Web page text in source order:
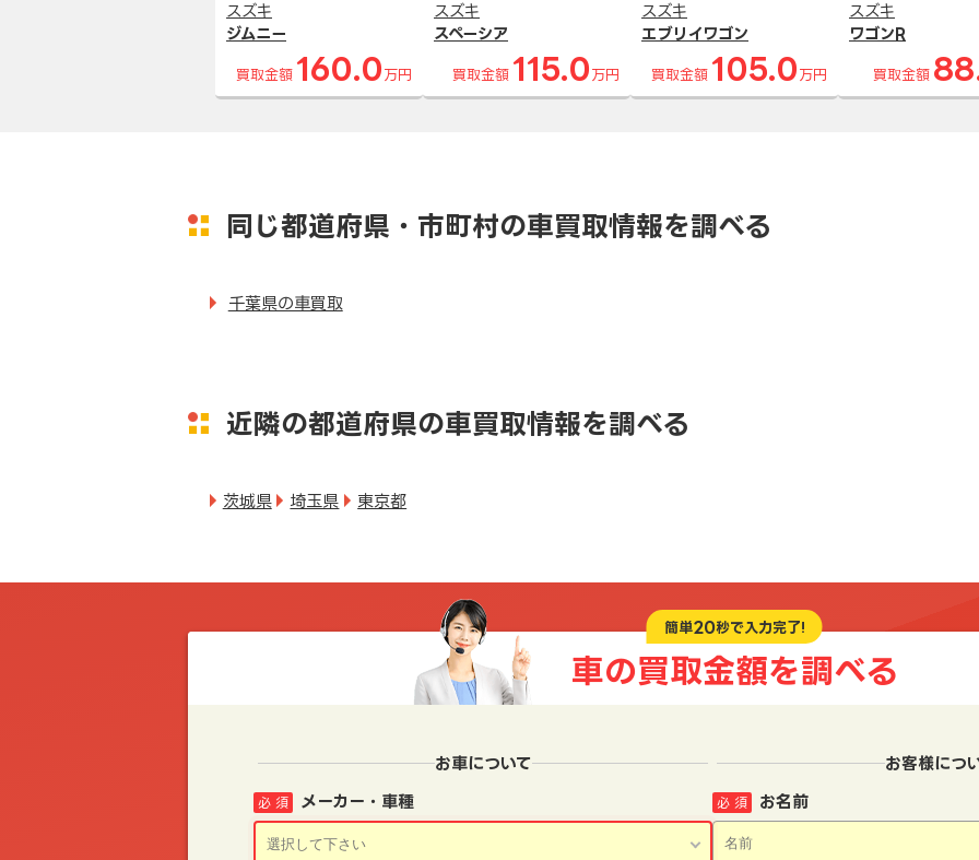
スズキ
ジムニー
買取金額 160.0 万円
スズキ
スペーシア
買取金額 115.0 万円
スズキ
エブリイワゴン
買取金額 105.0 万円
スズキ
ワゴンR
買取金額
同じ都道府県・市町村の車買取情報を調べる
千葉県の車買取
近隣の都道府県の車買取情報を調べる
茨城県 埼玉県 東京都
簡単20秒で入力完了!
車の買取金額を調べる
お車について
メーカー・車種
必 須
お客様につ
お名前
必 須